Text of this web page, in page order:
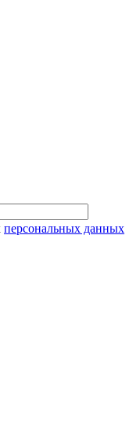
персональных данных